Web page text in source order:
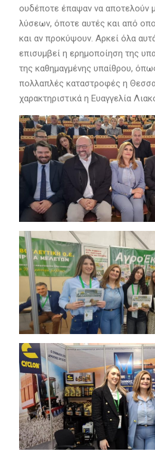
ουδέποτε έπαψαν να αποτελούν
λύσεων, όποτε αυτές και από
και αν προκύψουν. Αρκεί όλα
επισυμβεί η ερημοποίηση της
της καθημαγμένης υπαίθρου,
πολλαπλές καταστροφές η
χαρακτηριστικά η Ευαγγελία